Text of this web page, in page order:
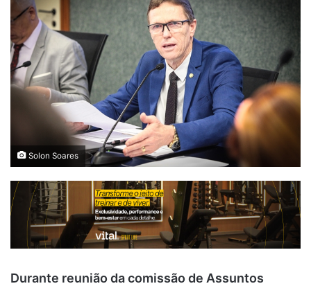
Solon Soares
Durante reunião da comissão de Assuntos